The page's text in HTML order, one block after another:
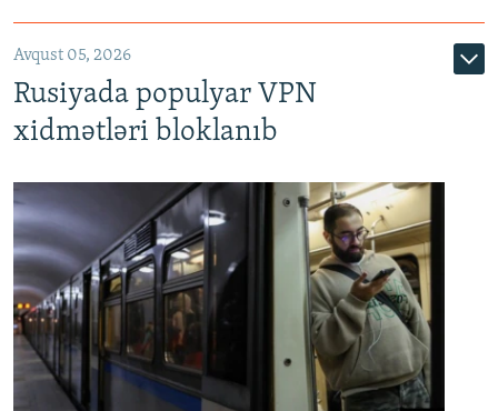
Avqust 05, 2026
Rusiyada populyar VPN
xidmətləri bloklanıb